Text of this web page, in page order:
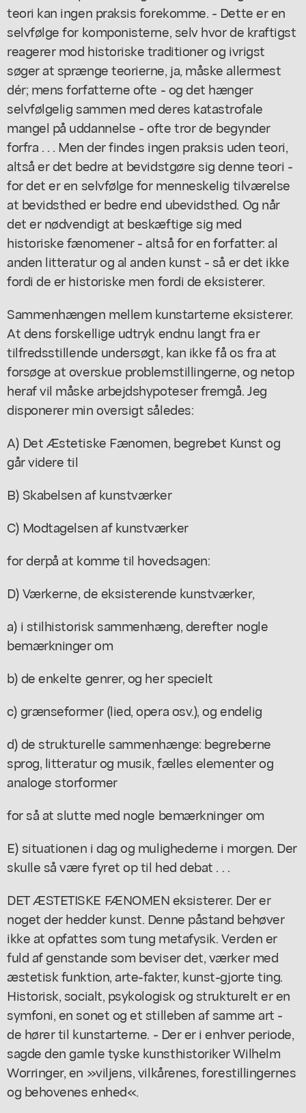
teori kan ingen praksis forekomme. - Dette er en
selvfølge for komponisterne, selv hvor de kraftigst
reagerer mod historiske traditioner og ivrigst
søger at sprænge teorierne, ja, måske allermest
dér; mens forfatterne ofte - og det hænger
selvfølgelig sammen med deres katastrofale
mangel på uddannelse - ofte tror de begynder
forfra . . . Men der findes ingen praksis uden teori,
altså er det bedre at bevidstgøre sig denne teori -
for det er en selvfølge for menneskelig tilværelse
at bevidsthed er bedre end ubevidsthed. Og når
det er nødvendigt at beskæftige sig med
historiske fænomener - altså for en forfatter: al
anden litteratur og al anden kunst - så er det ikke
fordi de er historiske men fordi de eksisterer.
Sammenhængen mellem kunstarterne eksisterer.
At dens forskellige udtryk endnu langt fra er
tilfredsstillende undersøgt, kan ikke få os fra at
forsøge at overskue problemstillingerne, og netop
heraf vil måske arbejdshypoteser fremgå. Jeg
disponerer min oversigt således:
A) Det Æstetiske Fænomen, begrebet Kunst og
går videre til
B) Skabelsen af kunstværker
C) Modtagelsen af kunstværker
for derpå at komme til hovedsagen:
D) Værkerne, de eksisterende kunstværker,
a) i stilhistorisk sammenhæng, derefter nogle
bemærkninger om
b) de enkelte genrer, og her specielt
c) grænseformer (lied, opera osv.), og endelig
d) de strukturelle sammenhænge: begreberne
sprog, litteratur og musik, fælles elementer og
analoge storformer
for så at slutte med nogle bemærkninger om
E) situationen i dag og mulighederne i morgen. Der
skulle så være fyret op til hed debat . . .
DET ÆSTETISKE FÆNOMEN eksisterer. Der er
noget der hedder kunst. Denne påstand behøver
ikke at opfattes som tung metafysik. Verden er
fuld af genstande som beviser det, værker med
æstetisk funktion, arte-fakter, kunst-gjorte ting.
Historisk, socialt, psykologisk og strukturelt er en
symfoni, en sonet og et stilleben af samme art -
de hører til kunstarterne. - Der er i enhver periode,
sagde den gamle tyske kunsthistoriker Wilhelm
Worringer, en »viljens, vilkårenes, forestillingernes
og behovenes enhed«.